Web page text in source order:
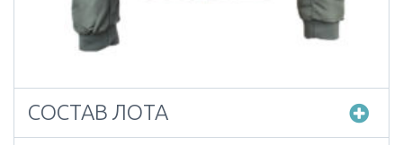
СОСТАВ ЛОТА